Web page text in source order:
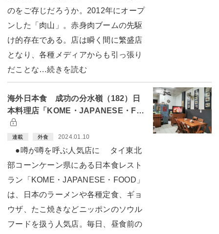
のをご存じだろうか。2012年にオープ
ンした「肉山」。赤身肉ブームの先駆
け的存在である。店は瞬く間に繁盛店
となり、各種メディアからも引っ張り
だことな…続きを読む
海外日本食 成功の分水嶺（182）日
本料理店「KOME・JAPANESE・F…
連載 外食 2024.01.10
●噂が噂を呼ぶ人気店に タイ東北
部コーンケーン県にある日本食レスト
ラン「KOME・JAPANESE・FOOD」
は、日本のラーメンや各種定食、ギョ
ウザ、たこ焼きなどニッポンのソウル
フードを扱う人気店。毎日、昼食前の